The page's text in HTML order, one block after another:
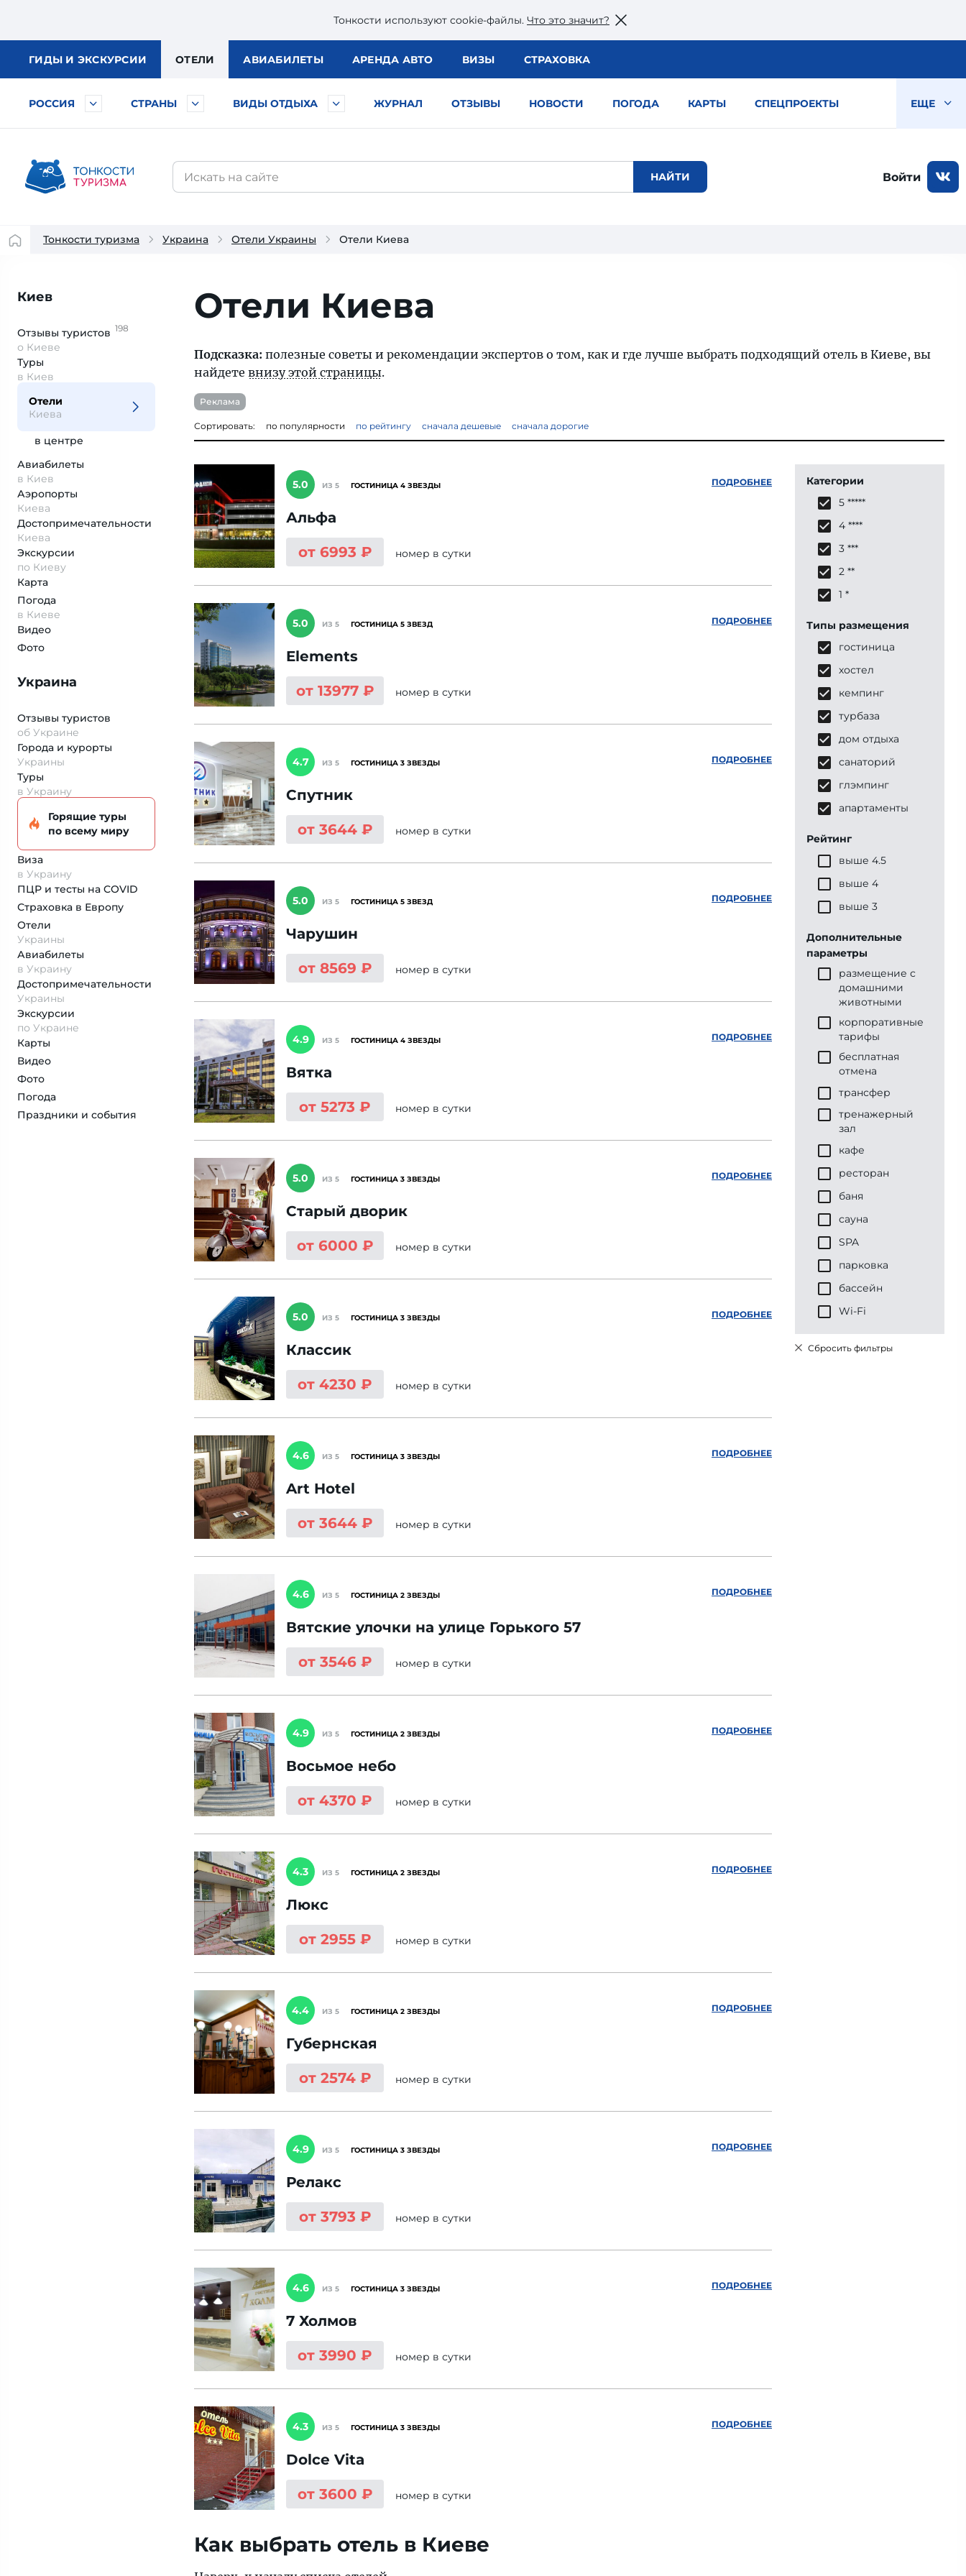
Тонкости используют сookie-файлы. Что это значит?
ГИДЫ И ЭКСКУРСИИ ОТЕЛИ АВИАБИЛЕТЫ АРЕНДА АВТО ВИЗЫ СТРАХОВКА
РОССИЯ СТРАНЫ ВИДЫ ОТДЫХА ЖУРНАЛ ОТЗЫВЫ НОВОСТИ ПОГОДА КАРТЫ СПЕЦПРОЕКТЫ ЕЩЕ
Войти
Тонкости туризма Украина Отели Украины Отели Киева
Киев
Отзывы туристов 198
о Киеве
Туры
в Киев
Отели
Киева
в центре
Авиабилеты
в Киев
Аэропорты
Киева
Достопримеча­тельности
Киева
Экскурсии
по Киеву
Карта
Погода
в Киеве
Видео
Фото
Украина
Отзывы туристов
об Украине
Города и курорты
Украины
Туры
в Украину
Горящие туры
по всему миру
Виза
в Украину
ПЦР и тесты на COVID
Страховка в Европу
Отели
Украины
Авиабилеты
в Украину
Достопримеча­тельности
Украины
Экскурсии
по Украине
Карты
Видео
Фото
Погода
Праздники и события
Отели Киева
Подсказка: полезные советы и рекомендации экспертов о том, как и где лучше выбрать подходящий отель в Киеве, вы
найдете внизу этой страницы.
Реклама
Сортировать: по популярности по рейтингу сначала дешевые сначала дорогие
5.0 ИЗ 5 ГОСТИНИЦА 4 ЗВЕЗДЫ
Альфа
от 6993 ₽
номер в сутки
ПОДРОБНЕЕ
5.0 ИЗ 5 ГОСТИНИЦА 5 ЗВЕЗД
Elements
от 13977 ₽
номер в сутки
ПОДРОБНЕЕ
4.7 ИЗ 5 ГОСТИНИЦА 3 ЗВЕЗДЫ
Спутник
от 3644 ₽
номер в сутки
ПОДРОБНЕЕ
5.0 ИЗ 5 ГОСТИНИЦА 5 ЗВЕЗД
Чарушин
от 8569 ₽
номер в сутки
ПОДРОБНЕЕ
4.9 ИЗ 5 ГОСТИНИЦА 4 ЗВЕЗДЫ
Вятка
от 5273 ₽
номер в сутки
ПОДРОБНЕЕ
5.0 ИЗ 5 ГОСТИНИЦА 3 ЗВЕЗДЫ
Старый дворик
от 6000 ₽
номер в сутки
ПОДРОБНЕЕ
5.0 ИЗ 5 ГОСТИНИЦА 3 ЗВЕЗДЫ
Классик
от 4230 ₽
номер в сутки
ПОДРОБНЕЕ
4.6 ИЗ 5 ГОСТИНИЦА 3 ЗВЕЗДЫ
Art Hotel
от 3644 ₽
номер в сутки
ПОДРОБНЕЕ
4.6 ИЗ 5 ГОСТИНИЦА 2 ЗВЕЗДЫ
Вятские улочки на улице Горького 57
от 3546 ₽
номер в сутки
ПОДРОБНЕЕ
4.9 ИЗ 5 ГОСТИНИЦА 2 ЗВЕЗДЫ
Восьмое небо
от 4370 ₽
номер в сутки
ПОДРОБНЕЕ
4.3 ИЗ 5 ГОСТИНИЦА 2 ЗВЕЗДЫ
Люкс
от 2955 ₽
номер в сутки
ПОДРОБНЕЕ
4.4 ИЗ 5 ГОСТИНИЦА 2 ЗВЕЗДЫ
Губернская
от 2574 ₽
номер в сутки
ПОДРОБНЕЕ
4.9 ИЗ 5 ГОСТИНИЦА 3 ЗВЕЗДЫ
Релакс
от 3793 ₽
номер в сутки
ПОДРОБНЕЕ
4.6 ИЗ 5 ГОСТИНИЦА 3 ЗВЕЗДЫ
7 Холмов
от 3990 ₽
номер в сутки
ПОДРОБНЕЕ
4.3 ИЗ 5 ГОСТИНИЦА 3 ЗВЕЗДЫ
Dolce Vita
от 3600 ₽
номер в сутки
ПОДРОБНЕЕ
Категории
5 *****
4 ****
3 ***
2 **
1 *
Типы размещения
гостиница
хостел
кемпинг
турбаза
дом отдыха
санаторий
глэмпинг
апартаменты
Рейтинг
выше 4.5
выше 4
выше 3
Дополнительные
параметры
размещение с
домашними
животными
корпоративные
тарифы
бесплатная
отмена
трансфер
тренажерный
зал
кафе
ресторан
баня
сауна
SPA
парковка
бассейн
Wi-Fi
Сбросить фильтры
Как выбрать отель в Киеве